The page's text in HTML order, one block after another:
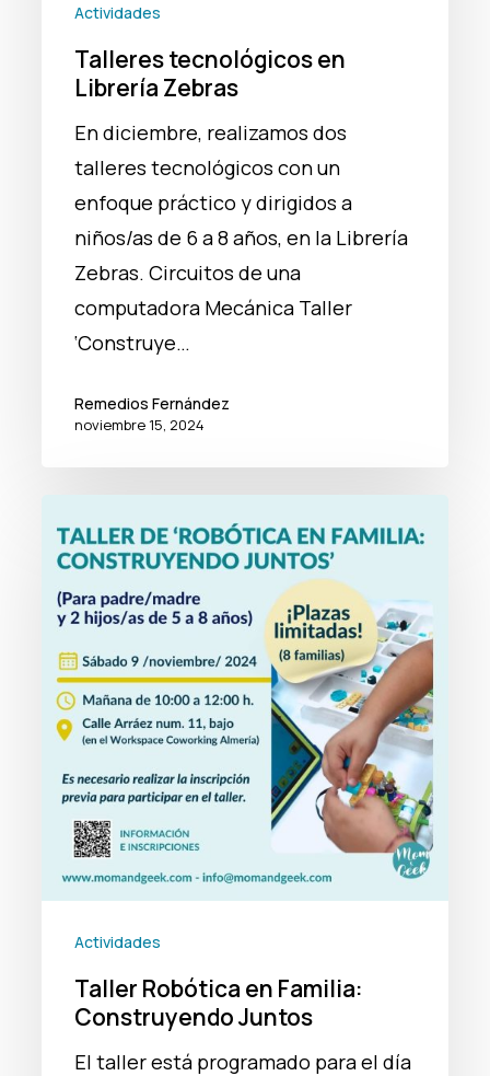
Actividades
Talleres tecnológicos en
Librería Zebras
En diciembre, realizamos dos
talleres tecnológicos con un
enfoque práctico y dirigidos a
niños/as de 6 a 8 años, en la Librería
Zebras. Circuitos de una
computadora Mecánica Taller
‘Construye…
Remedios Fernández
noviembre 15, 2024
Robótica en Familia:
Actividades
Taller Robótica en Familia:
Construyendo Juntos
El taller está programado para el día